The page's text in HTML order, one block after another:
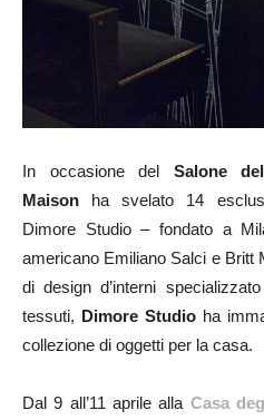
In occasione del Salone
Maison ha svelato 14
Dimore Studio – fondato a
americano Emiliano Salci e Britt
di design d’interni
tessuti, Dimore Studio ha
collezione di oggetti per la casa.
Dal 9 all’11 aprile alla Casa